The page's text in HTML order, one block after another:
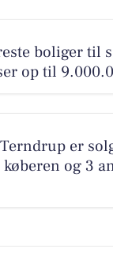
boliger til
op til
er
og 3